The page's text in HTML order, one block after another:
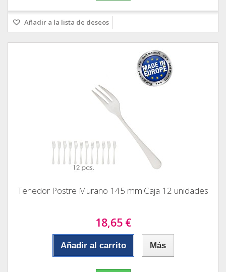
Añadir a la lista de deseos
Tenedor Postre Murano 145 mm.Caja 12 unidades
18,65 €
Añadir al carrito Más